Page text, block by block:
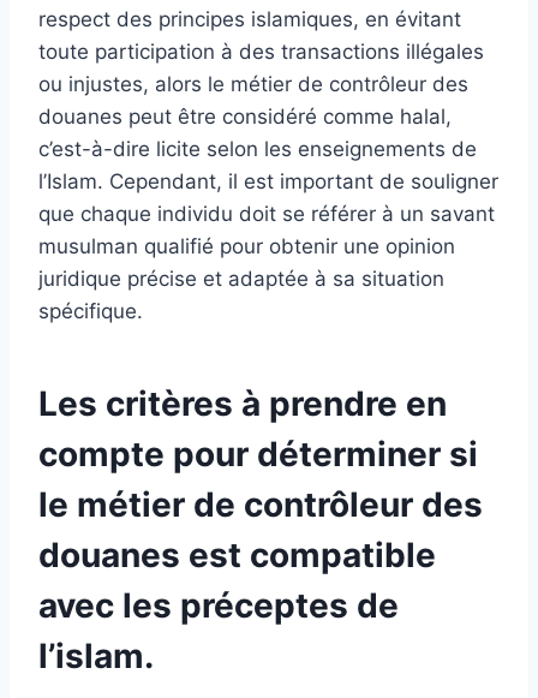
respect des principes islamiques, en évitant
toute participation à des transactions illégales
ou injustes, alors le métier de contrôleur des
douanes peut être considéré comme halal,
c’est-à-dire licite selon les enseignements de
l’Islam. Cependant, il est important de souligner
que chaque individu doit se référer à un savant
musulman qualifié pour obtenir une opinion
juridique précise et adaptée à sa situation
spécifique.
Les critères à prendre en
compte pour déterminer si
le métier de contrôleur des
douanes est compatible
avec les préceptes de
l’islam.